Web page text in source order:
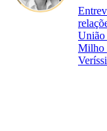
União
Milho